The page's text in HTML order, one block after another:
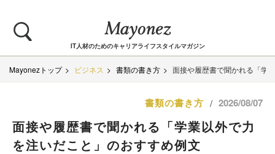
IT人材のためのキャリアライフスタイルマガジン
Mayonezトップ ビジネス 書類の書き方 面接や履歴書で聞かれる「学
書類の書き方 / 2026/08/07
面接や履歴書で聞かれる「学業以外で力
を注いだこと」のおすすめ例文